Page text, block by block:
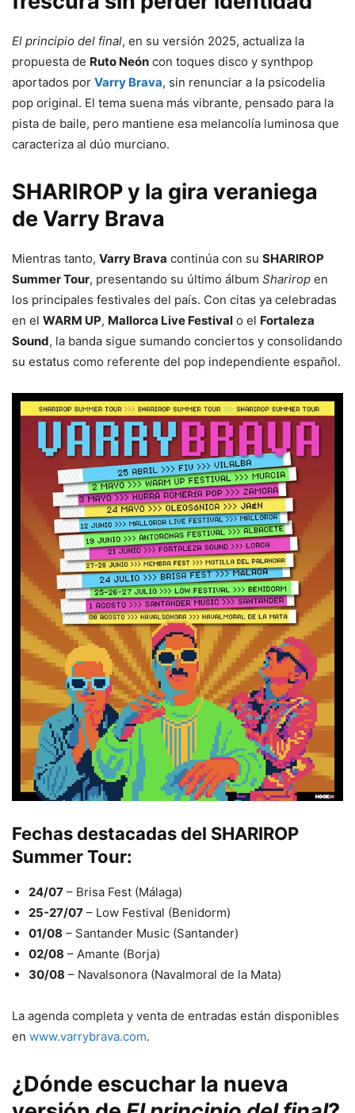
El principio del final, en su versión 2025, actualiza la
propuesta de Ruto Neón con toques disco y synthpop
aportados por Varry Brava, sin renunciar a la psicodelia
pop original. El tema suena más vibrante, pensado para la
pista de baile, pero mantiene esa melancolía luminosa que
caracteriza al dúo murciano.
SHARIROP y la gira veraniega
de Varry Brava
Mientras tanto, Varry Brava continúa con su SHARIROP
Summer Tour, presentando su último álbum Sharirop en
los principales festivales del país. Con citas ya celebradas
en el WARM UP, Mallorca Live Festival o el Fortaleza
Sound, la banda sigue sumando conciertos y consolidando
su estatus como referente del pop independiente español.
Fechas destacadas del SHARIROP
Summer Tour:
24/07 – Brisa Fest (Málaga)
25-27/07 – Low Festival (Benidorm)
01/08 – Santander Music (Santander)
02/08 – Amante (Borja)
30/08 – Navalsonora (Navalmoral de la Mata)
La agenda completa y venta de entradas están disponibles
en www.varrybrava.com.
¿Dónde escuchar la nueva